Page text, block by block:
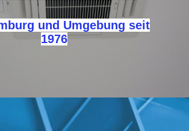
und Umgebung seit
1976